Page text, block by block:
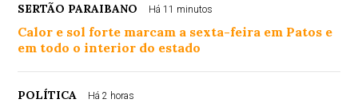
SERTÃO PARAIBANO Há 11 minutos
Calor e sol forte marcam a sexta-feira em Patos e
em todo o interior do estado
POLÍTICA Há 2 horas